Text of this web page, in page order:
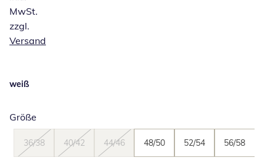
MwSt.
zzgl.
Versand
weiß
Größe
36/38 40/42 44/46 48/50 52/54 56/58